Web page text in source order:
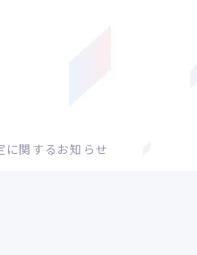
関するお知らせ